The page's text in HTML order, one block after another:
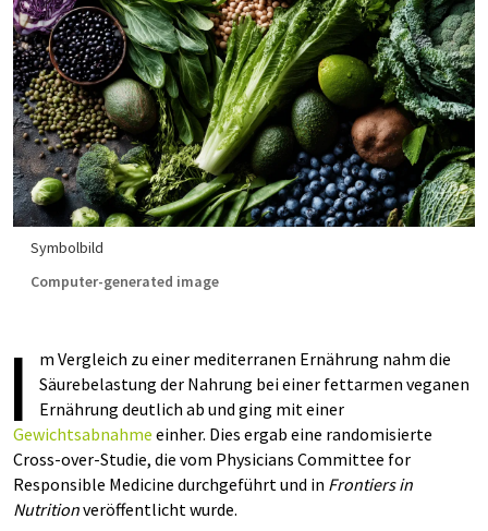
Symbolbild
Computer-generated image
I
m Vergleich zu einer mediterranen Ernährung nahm die
Säurebelastung der Nahrung bei einer fettarmen veganen
Ernährung deutlich ab und ging mit einer
Gewichtsabnahme einher. Dies ergab eine randomisierte
Cross-over-Studie, die vom Physicians Committee for
Responsible Medicine durchgeführt und in Frontiers in
Nutritionveröffentlicht wurde.